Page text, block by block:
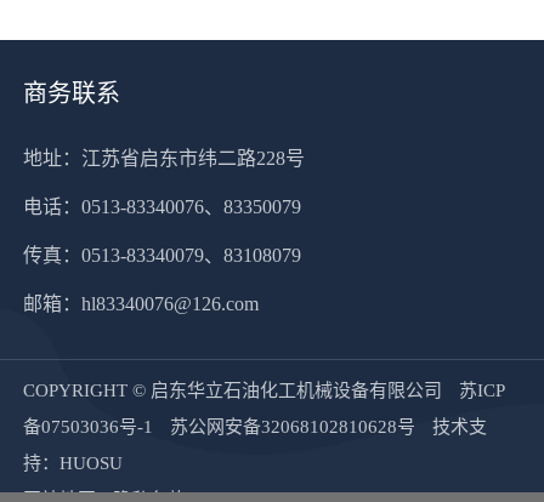
商务联系
地址：江苏省启东市纬二路228号
电话：0513-83340076、83350079
传真：0513-83340079、83108079
邮箱： hl83340076@126.com
COPYRIGHT © 启东华立石油化工机械设备有限公司
苏ICP
备07503036号-1
苏公网安备32068102810628号
技术支
持：HUOSU